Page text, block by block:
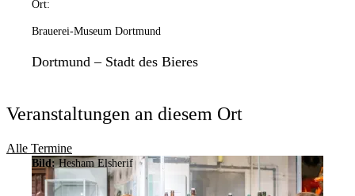
Ort:
Brauerei-Museum Dortmund
Dortmund – Stadt des Bieres
Veranstaltungen an diesem Ort
Alle Termine
Bild: Hesham Elsherif